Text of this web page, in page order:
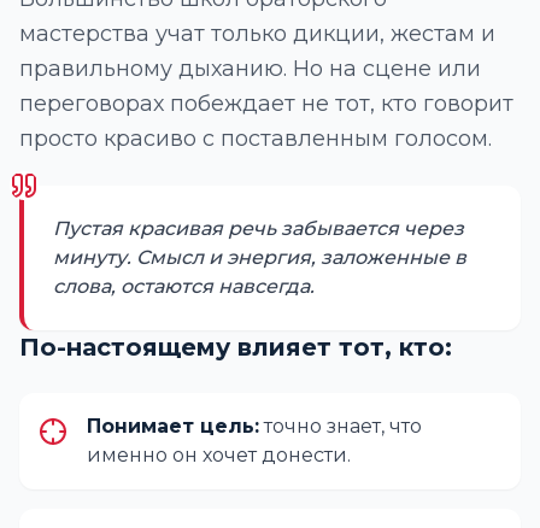
мастерства учат только дикции, жестам и
правильному дыханию. Но на сцене или
переговорах побеждает не тот, кто говорит
просто красиво с поставленным голосом.
Пустая красивая речь забывается через
минуту. Смысл и энергия, заложенные в
слова, остаются навсегда.
По-настоящему влияет тот, кто:
Понимает цель:точно знает, что
именно он хочет донести.